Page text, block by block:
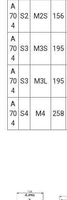
A
70
4
S2 M2S 156
A
70
4
S3 M3S 195
A
70
4
S3 M3L 195
A
70
4
S4 M4 258